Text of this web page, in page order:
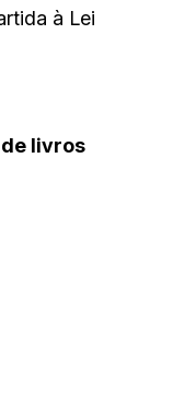
à Lei
livros